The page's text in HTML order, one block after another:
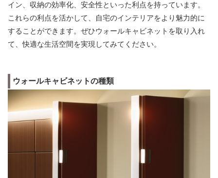
イン、収納の効率化、安全性といった利点を持っています。
これらの利点を活かして、自宅のインテリアをより魅力的に
することができます。ぜひウォールキャビネットを取り入れ
て、快適な生活空間を実現してみてください。
ウォールキャビネットの種類